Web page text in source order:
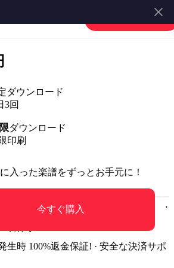
会員登録・ログイン
ダウンロード
3回
ダウンロード
印刷
入った楽譜をずっとお手元に！
今すぐ購入
刷可
生時 100%返金保証! · 安全な決済サポ